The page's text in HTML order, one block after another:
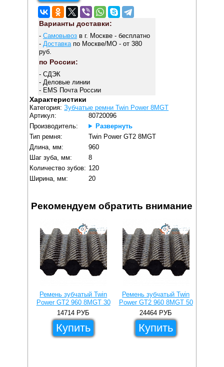
Варианты доставки:
- Самовывозв г. Москве - бесплатно
- Доставкапо Москве/МО - от 380
руб.
по России:
- СДЭК
- Деловые линии
- EMS Почта России
Характеристики
Категория:Зубчатые ремни Twin Power 8MGT
Артикул:
80720096
Производитель:
Развернуть
Тип ремня:
Twin Power GT2 8MGT
Длина, мм:
960
Шаг зуба, мм:
8
Количество зубов: 120
Ширина, мм:
20
Рекомендуем обратить внимание
Ремень зубчатый Twin
Power GT2 960 8MGT 30
14714 РУБ
Купить
Ремень зубчатый Twin
Power GT2 960 8MGT 50
24464 РУБ
Купить